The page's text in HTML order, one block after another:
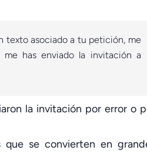
texto asociado a tu petición, me
has enviado la invitación a
la invitación por error o
que se convierten en